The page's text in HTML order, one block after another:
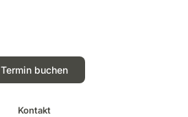
Termin buchen
Kontakt